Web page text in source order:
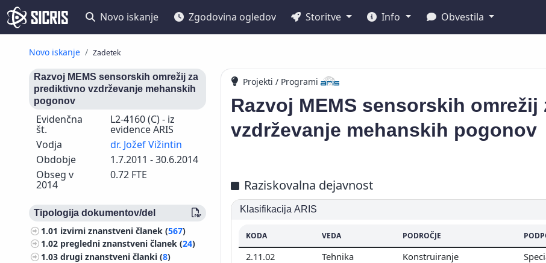
Novo iskanje Zgodovina ogledov Storitve Info Obvestila
Novo iskanje Zadetek
Razvoj MEMS sensorskih omrežij za
prediktivno vzdrževanje mehanskih
pogonov
Evidenčna
št.
L2-4160 (C) - iz
evidence ARIS
Vodja
dr. Jožef Vižintin
Obdobje
1.7.2011 - 30.6.2014
Obseg v
2014
0.72 FTE
Tipologija dokumentov/del
1.01 izvirni znanstveni članek (567)
1.02 pregledni znanstveni članek (24)
1.03drugi znanstveni članki (8)
Projekti / Programi
Razvoj MEMS sensorskih
vzdrževanje mehanskih pogonov
Raziskovalna dejavnost
Klasifikacija ARIS
KODA VEDA PODROČJE
2.11.02 Tehnika Konstruiranje